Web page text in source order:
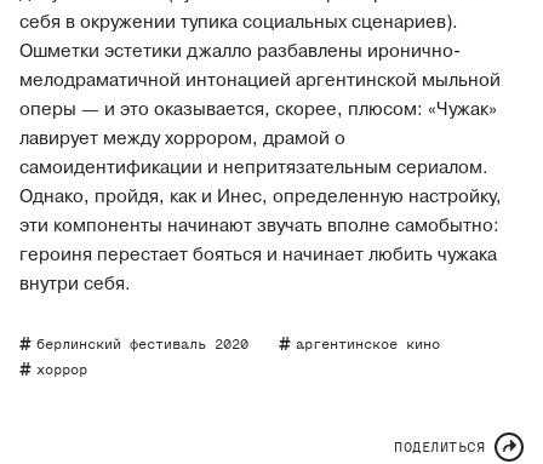
себя в окружении тупика социальных сценариев).
Ошметки эстетики джалло разбавлены иронично-
мелодраматичной интонацией аргентинской мыльной
оперы — и это оказывается, скорее, плюсом: «Чужак»
лавирует между хоррором, драмой о
самоидентификации и непритязательным сериалом.
Однако, пройдя, как и Инес, определенную настройку,
эти компоненты начинают звучать вполне самобытно:
героиня перестает бояться и начинает любить чужака
внутри себя.
берлинский фестиваль 2020
аргентинское кино
хоррор
ПОДЕЛИТЬСЯ